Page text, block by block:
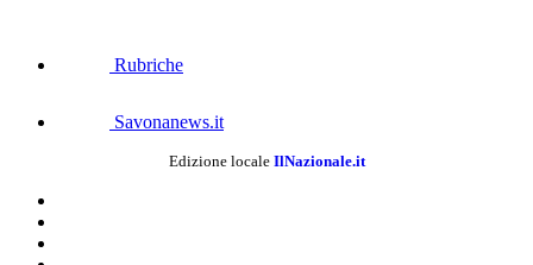
Rubriche
Savonanews.it
Edizione locale IlNazionale.it